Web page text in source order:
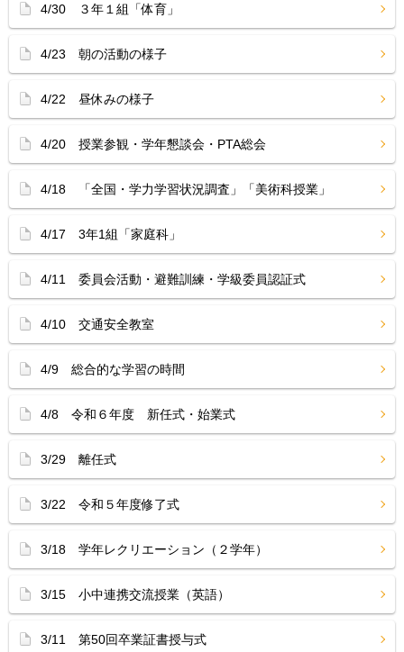
4/30 ３年１組「体育」
4/23 朝の活動の様子
4/22 昼休みの様子
4/20 授業参観・学年懇談会・PTA総会
4/18 「全国・学力学習状況調査」「美術科授業」
4/17 3年1組「家庭科」
4/11 委員会活動・避難訓練・学級委員認証式
4/10 交通安全教室
4/9 総合的な学習の時間
4/8 令和６年度 新任式・始業式
3/29 離任式
3/22 令和５年度修了式
3/18 学年レクリエーション（２学年）
3/15 小中連携交流授業（英語）
3/11 第50回卒業証書授与式